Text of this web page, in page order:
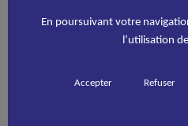
En poursuivant votre
l’utilisation
Accepter Refuser